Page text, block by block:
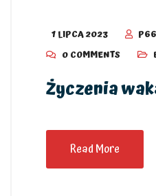
1 LIPCA 2023
P66
0 COMMENTS
Życzenia
Read More